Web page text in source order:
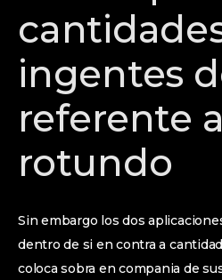
ingentes
referente a
rotundo
Sin embargo los dos
dentro de si en contra a
coloca sobra en compania de